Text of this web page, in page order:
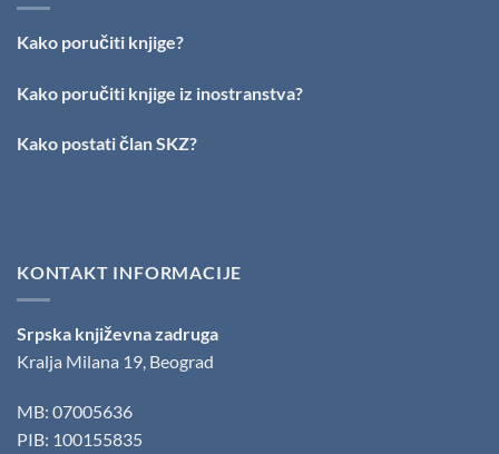
„Milovan
Kako poručiti knjige?
Kako poručiti knjige iz inostranstva?
Kako postati član SKZ?
KONTAKT INFORMACIJE
Srpska književna zadruga
Kralja Milana 19, Beograd
MB: 07005636
PIB: 100155835